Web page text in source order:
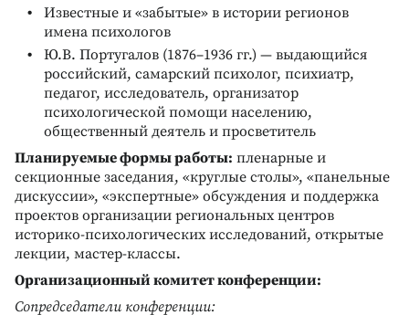
Известные и «забытые» в истории регионов
имена психологов
Ю.В. Португалов (1876–1936 гг.) — выдающийся
российский, самарский психолог, психиатр,
педагог, исследователь, организатор
психологической помощи населению,
общественный деятель и просветитель
Планируемые формы работы: пленарные и
секционные заседания, «круглые столы», «панельные
дискуссии», «экспертные» обсуждения и поддержка
проектов организации региональных центров
историко-психологических исследований, открытые
лекции, мастер-классы.
Организационный комитет конференции:
Сопредседатели конференции: